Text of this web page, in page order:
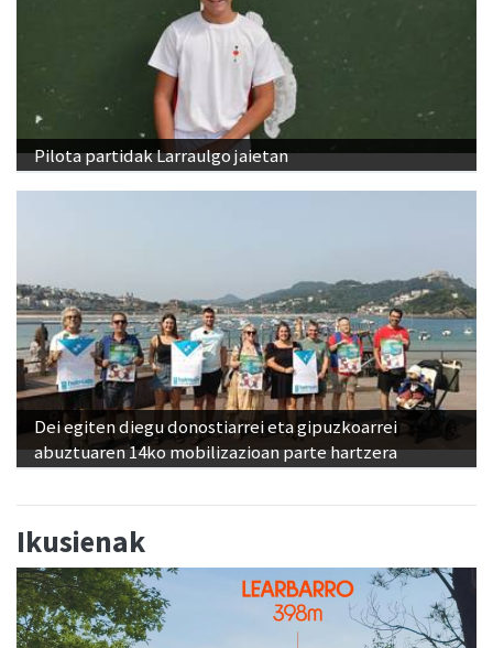
Pilota partidak Larraulgo jaietan
Dei egiten diegu donostiarrei eta gipuzkoarrei
abuztuaren 14ko mobilizazioan parte hartzera
Ikusienak